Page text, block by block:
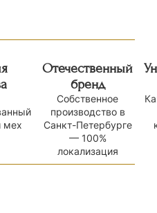
мех
Отечественный
бренд
Собственное
производство в
Санкт-Петербурге
— 100%
локализация